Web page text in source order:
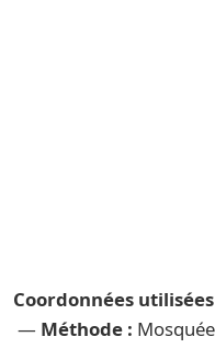
Coordonnées
— Méthode :